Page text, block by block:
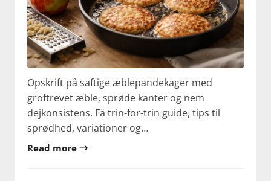
Opskrift på saftige æblepandekager med
groftrevet æble, sprøde kanter og nem
dejkonsistens. Få trin-for-trin guide, tips til
sprødhed, variationer og…
Read more →